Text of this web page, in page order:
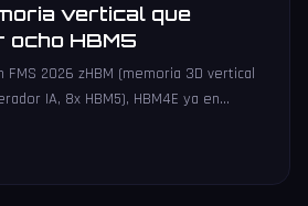
vertical que
ocho HBM5
2026 zHBM (memoria 3D vertical
IA, 8x HBM5), HBM4E ya en